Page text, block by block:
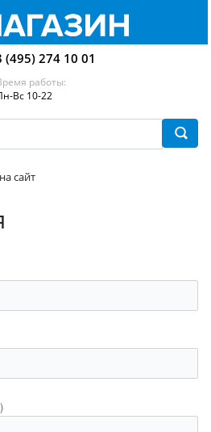
(495) 274 10 01
работы:
Вс 10-22
сайт